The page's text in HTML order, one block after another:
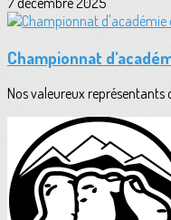
Championnat
Nos valeureux représentants